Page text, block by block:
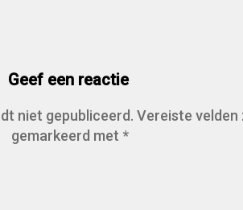
Geef een reactie
niet gepubliceerd. Vereiste velden
gemarkeerd met *